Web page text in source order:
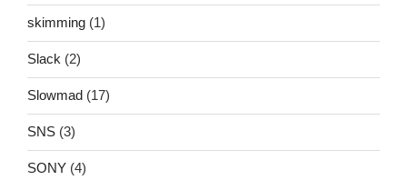
skimming (1)
Slack (2)
Slowmad (17)
SNS (3)
SONY (4)